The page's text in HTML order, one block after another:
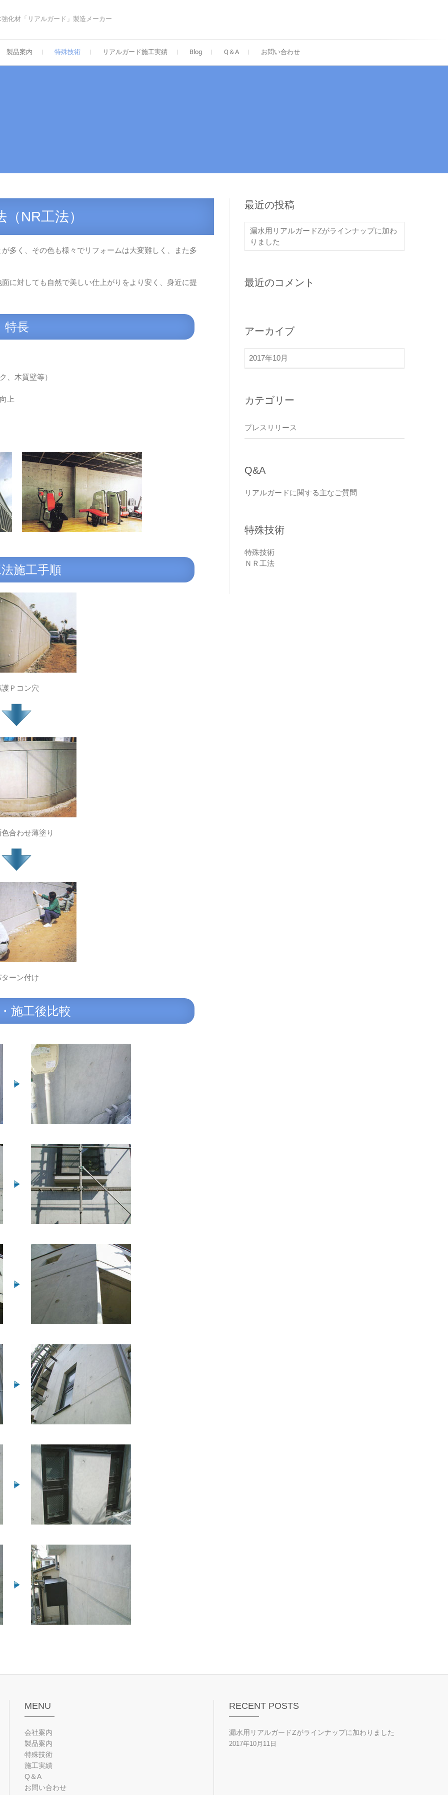
化材「リアルガード」製造メーカー
製品案内 特殊技術 リアルガード施工実績 Blog Q＆A お問い合わせ
NR工法）
多く、その色も様々でリフォームは大変難しく、また多
に対しても自然で美しい仕上がりをより安く、身近に提
特長
、木質壁等）
上
施工手順
護Ｐコン穴
合わせ薄塗り
ターン付け
施工後比較
最近の投稿
漏水用リアルガードZがラインナップに加わ
りました
最近のコメント
アーカイブ
2017年10月
カテゴリー
プレスリリース
Q&A
リアルガードに関する主なご質問
特殊技術
特殊技術
ＮＲ工法
MENU
会社案内
製品案内
特殊技術
施工実績
Q＆A
お問い合わせ
RECENT POSTS
漏水用リアルガードZがラインナップに加わりました
2017年10月11日